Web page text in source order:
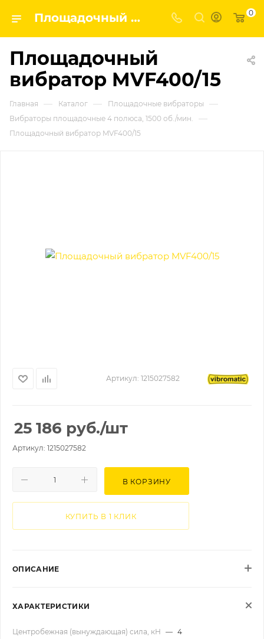
Площадочный вибратор MVF400/15 | Завод строительных и промышленных механизмов VPK 0
Площадочный
вибратор MVF400/15
Главная — Каталог — Площадочные вибраторы —
Вибраторы площадочные 4 полюса, 1500 об./мин. —
Площадочный вибратор MVF400/15
Артикул: 1215027582
25 186 руб./шт
Артикул: 1215027582
В КОРЗИНУ
КУПИТЬ В 1 КЛИК
ОПИСАНИЕ
ХАРАКТЕРИСТИКИ
Центробежная (вынуждающая) сила, кН — 4